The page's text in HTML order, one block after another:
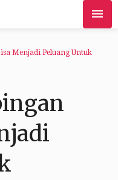
Menjadi Peluang Untuk